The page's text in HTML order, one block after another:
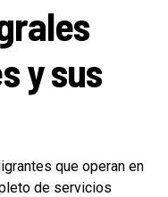
y sus
que operan en
de servicios